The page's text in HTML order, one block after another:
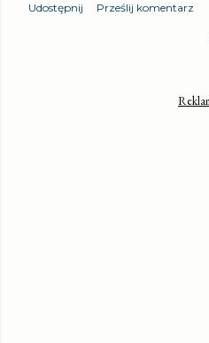
Udostępnij Prześlij komentarz